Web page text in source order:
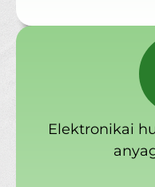
Elektronikai